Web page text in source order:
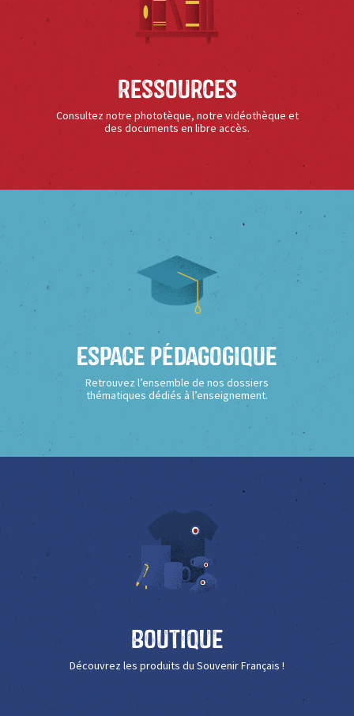
Ressources
Consultez notre phototèque, notre vidéothèque et
des documents en libre accès.
Espace Pédagogique
Retrouvez l’ensemble de nos dossiers
thématiques dédiés à l’enseignement.
Boutique
Découvrez les produits du Souvenir Français !